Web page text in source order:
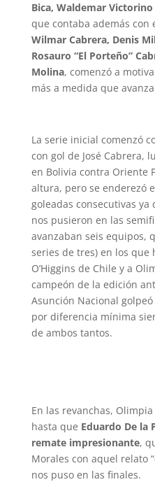
Bica, Waldemar Victorino
que contaba además con
Wilmar Cabrera, Denis
Rosauro “El Porteño”
Molina, comenzó a
más a medida que
La serie inicial comenzó
con gol de José Cabrera,
en Bolivia contra Oriente
altura, pero se enderezó
goleadas consecutivas
nos pusieron en las
avanzaban seis equipos,
series de tres) en los
O’Higgins de Chile y a
campeón de la edición
Asunción Nacional
por diferencia mínima
de ambos tantos.
En las revanchas,
hasta que Eduardo De la
remate impresionante,
Morales con aquel relato
nos puso en las finales.